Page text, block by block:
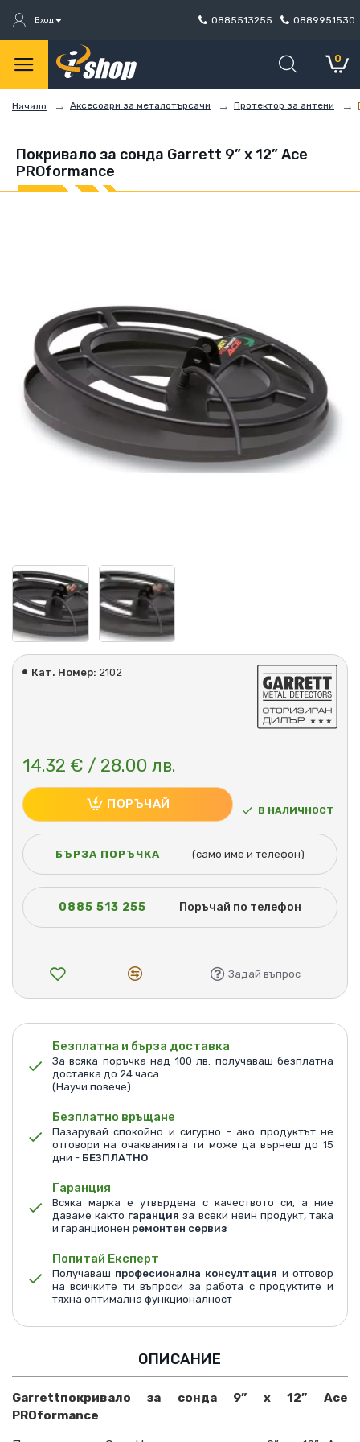
Вход 0885513255 0889951530
0
Начало Аксесоари за металотърсачи Протектор за антени
Покривало за сонда Garrett 9” x 12” Ace
PROformance
Кат. Номер: 2102
14.32 € / 28.00 лв.
ПОРЪЧАЙ В НАЛИЧНОСТ
БЪРЗА ПОРЪЧКА (само име и телефон)
0885 513 255 Поръчай по телефон
Задай въпрос
Безплатна и бърза доставка
За всяка поръчка над 100 лв. получаваш безплатна
доставка до 24 часа
(Научи повече)
Безплатно връщане
Пазарувай спокойно и сигурно - ако продуктът не
отговори на очакванията ти може да върнеш до 15
дни - БЕЗПЛАТНО
Гаранция
Всяка марка е утвърдена с качеството си, а ние
даваме както гаранция за всеки неин продукт, така
и гаранционен ремонтен сервиз
Попитай Експерт
Получаваш професионална консултация и отговор
на всичките ти въпроси за работа с продуктите и
тяхна оптимална функционалност
ОПИСАНИЕ
Garrettпокривало за сонда 9” x 12” Ace
PROformance